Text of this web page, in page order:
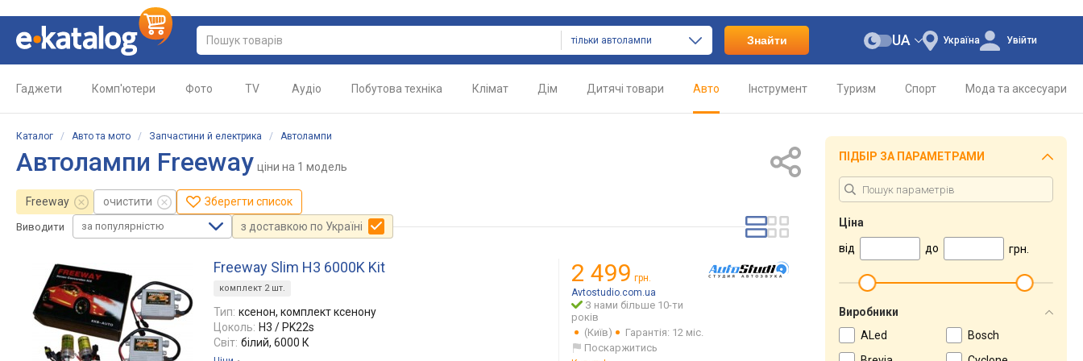
тільки автолампи Знайти Україна
UA Увійти
Гаджети Комп'ютери Фото TV Аудіо Побутова техніка Клімат Дім Дитячі товари Авто Інструмент Туризм Спорт Мода та аксесуари
Каталог / Авто та мото / Запчастини й електрика / Автолампи
Автолампи Freeway ціни на 1 модель
Freeway очистити Зберегти список
Виводити за популярністю з доставкою по Україні
Freeway Slim H3 6000K Kit
комплект 2 шт.
Тип: ксенон, комплект ксенону
Цоколь: H3 / PK22s
Світ: білий, 6000 К
2 499 грн.
Avtostudio.com.ua
З нами більше 10-ти
років
(Київ)
Гарантія: 12 міс.
Поскаржитись
ПІДБІР ЗА ПАРАМЕТРАМИ
Ціна
від
до грн.
Виробники
ALed
Bosch